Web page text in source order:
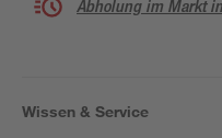
Abholung im Markt
Wissen & Service